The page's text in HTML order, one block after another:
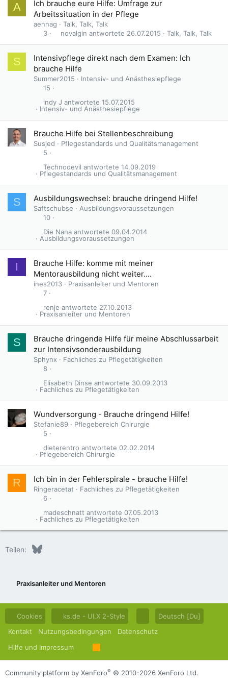
A
Ich brauche eure Hilfe: Umfrage zur
Arbeitssituation in der Pflege
aennag
Talk, Talk, Talk
3
Talk, Talk, Talk
26.07.2015
novalgin
S
Intensivpflege direkt nach dem Examen: Ich
brauche Hilfe
Summer2015
Intensiv- und Anästhesiepflege
15
Intensiv- und Anästhesiepflege
15.07.2015
indy J
Brauche Hilfe bei Stellenbeschreibung
Susjed
Pflegestandards und Qualitätsmanagement
5
Pflegestandards und Qualitätsmanagement
14.09.2019
Technodevil
S Ausbildungswechsel: brauche dringend Hilfe!
Saftschubse
Ausbildungsvoraussetzungen
10
Ausbildungsvoraussetzungen
09.04.2014
Die Nana
I
Brauche Hilfe: komme mit meiner
Mentorausbildung nicht weiter....
ines2013
Praxisanleiter und Mentoren
7
Praxisanleiter und Mentoren
27.10.2013
renje
S
Brauche dringende Hilfe für meine Abschlussarbeit
zur Intensivsonderausbildung
Sphynx
Fachliches zu Pflegetätigkeiten
8
Fachliches zu Pflegetätigkeiten
30.09.2013
Elisabeth Dinse
Wundversorgung - Brauche dringend Hilfe!
Stefanie89
Pflegebereich Chirurgie
5
Pflegebereich Chirurgie
02.02.2014
dieterentro
R Ich bin in der Fehlerspirale - brauche Hilfe!
Ringeracetat
Fachliches zu Pflegetätigkeiten
6
Fachliches zu Pflegetätigkeiten
07.05.2013
madeschnatt
Teilen: Bluesky
Praxisanleiter und Mentoren
Cookies ks.de - UI.X 2-Style
Deutsch [Du]
Kontakt
Nutzungsbedingungen
Datenschutz
Hilfe und Impressum
S
Community platform by XenForo® © 2010-2026 XenForo Ltd.